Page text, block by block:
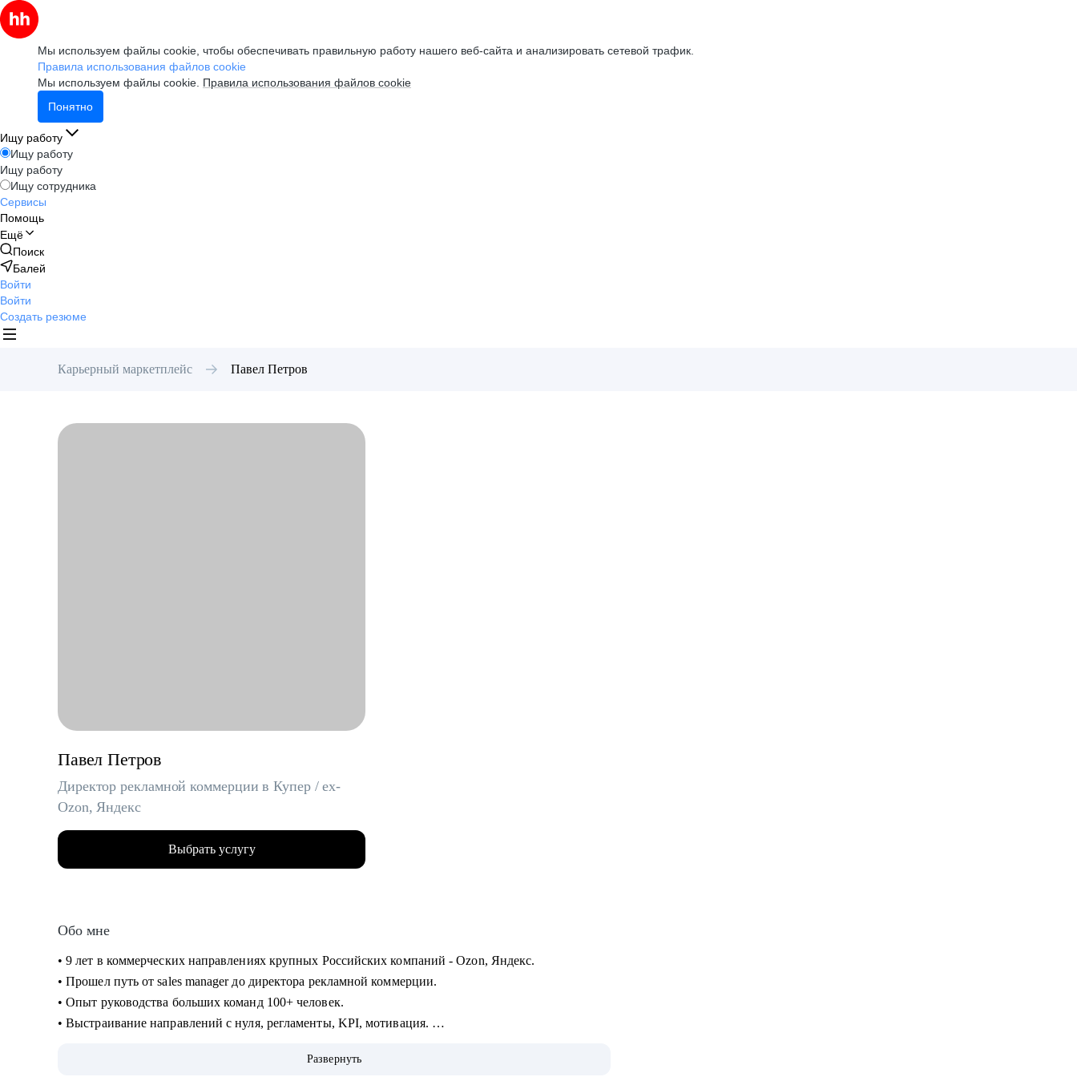
Мы используем файлы cookie, чтобы обеспечивать правильную работу нашего веб-сайта и анализировать сетевой трафик.
Правила использования файлов cookie
Мы используем файлы cookie. Правила использования файлов cookie
Понятно
Ищу работу
Ищу работу
Ищу работу
Ищу сотрудника
Сервисы
Помощь
Ещё
Поиск
Балей
Войти
Войти
Создать резюме
Карьерный маркетплейс Павел Петров
Павел Петров
Директор рекламной коммерции в Купер / ex-
Ozon, Яндекс
Выбрать услугу
Обо мне
• 9 лет в коммерческих направлениях крупных Российских компаний - Ozon, Яндекс.
• Прошел путь от sales manager до директора рекламной коммерции.
• Опыт руководства больших команд 100+ человек.
• Выстраивание направлений с нуля, регламенты, KPI, мотивация.
• Спикер-эксперт в Phoenix Education — бюро образовательных проектов.
Развернуть